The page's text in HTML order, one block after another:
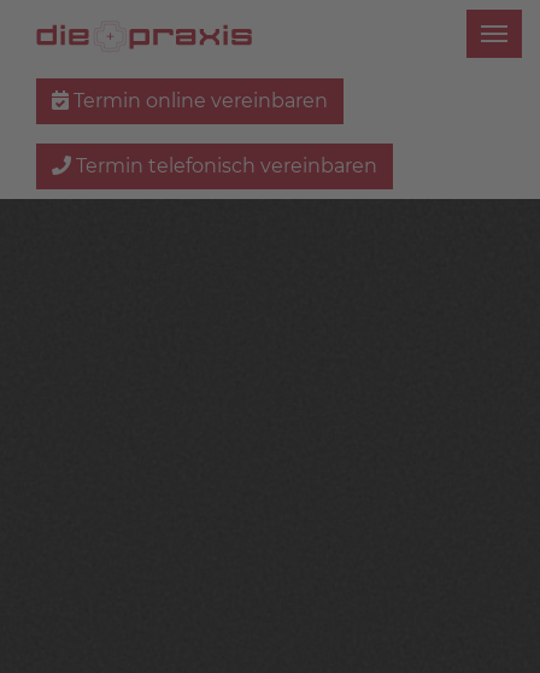
Termin online vereinbaren
Termin telefonisch vereinbaren